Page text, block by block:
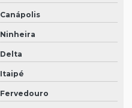
Canápolis
Ninheira
Delta
Itaipé
Fervedouro